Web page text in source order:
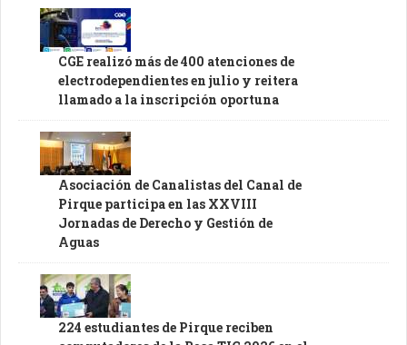
CGE realizó más de 400 atenciones de
electrodependientes en julio y reitera
llamado a la inscripción oportuna
Asociación de Canalistas del Canal de
Pirque participa en las XXVIII
Jornadas de Derecho y Gestión de
Aguas
224 estudiantes de Pirque reciben